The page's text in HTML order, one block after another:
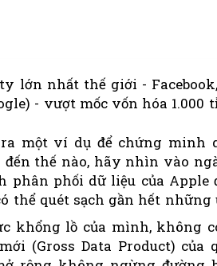
lớn nhất thế giới -
- vượt mốc vốn hóa 1.000 tỉ
một ví dụ để chứng minh
thế nào, hãy nhìn vào
phân phối dữ liệu của Apple
thể quét sạch gần hết những
khổng lồ của mình, không
(Gross Data Product)